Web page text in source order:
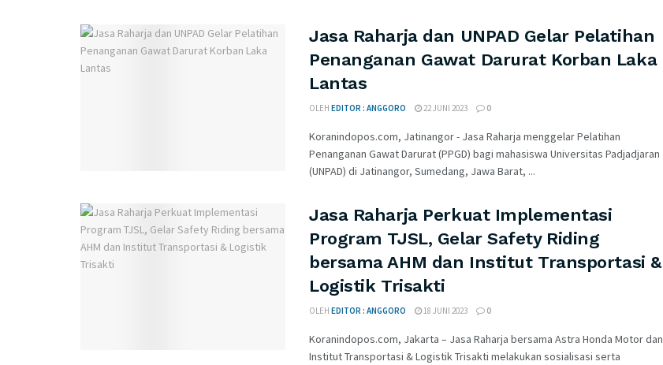
Jasa Raharja dan UNPAD Gelar Pelatihan
Penanganan Gawat Darurat Korban Laka
Lantas
OLEH EDITOR : ANGGORO 22 JUNI 2023 0
Koranindopos.com, Jatinangor - Jasa Raharja menggelar Pelatihan
Penanganan Gawat Darurat (PPGD) bagi mahasiswa Universitas Padjadjaran
(UNPAD) di Jatinangor, Sumedang, Jawa Barat, ...
Jasa Raharja Perkuat Implementasi
Program TJSL, Gelar Safety Riding
bersama AHM dan Institut Transportasi &
Logistik Trisakti
OLEH EDITOR : ANGGORO 18 JUNI 2023 0
Koranindopos.com, Jakarta – Jasa Raharja bersama Astra Honda Motor dan
Institut Transportasi & Logistik Trisakti melakukan sosialisasi serta